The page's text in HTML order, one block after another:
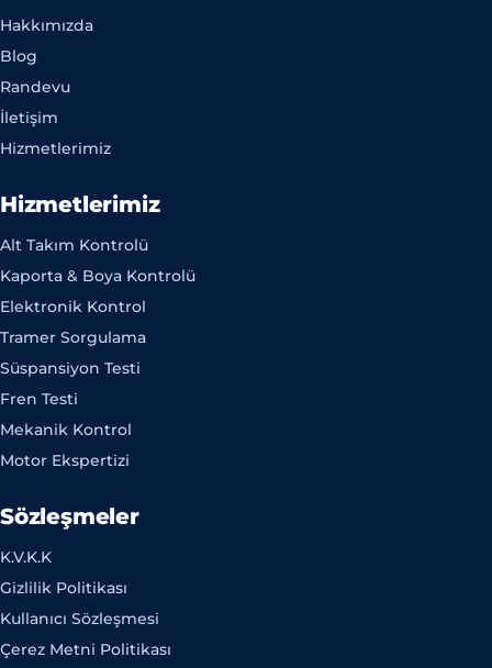
Hakkımızda
Blog
Randevu
İletişim
Hizmetlerimiz
Hizmetlerimiz
Alt Takım Kontrolü
Kaporta & Boya Kontrolü
Elektronik Kontrol
Tramer Sorgulama
Süspansiyon Testi
Fren Testi
Mekanik Kontrol
Motor Ekspertizi
Sözleşmeler
K.V.K.K
Gizlilik Politikası
Kullanıcı Sözleşmesi
Çerez Metni Politikası